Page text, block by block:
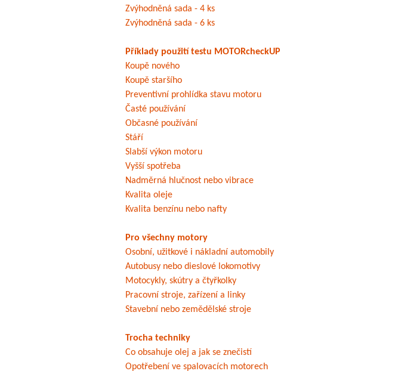
Zvýhodněná sada - 4 ks
Zvýhodněná sada - 6 ks
Příklady použití testu MOTORcheckUP
Koupě nového
Koupě staršího
Preventivní prohlídka stavu motoru
Časté používání
Občasné používání
Stáří
Slabší výkon motoru
Vyšší spotřeba
Nadměrná hlučnost nebo vibrace
Kvalita oleje
Kvalita benzínu nebo nafty
Pro všechny motory
Osobní, užitkové i nákladní automobily
Autobusy nebo dieslové lokomotivy
Motocykly, skútry a čtyřkolky
Pracovní stroje, zařízení a linky
Stavební nebo zemědělské stroje
Trocha techniky
Co obsahuje olej a jak se znečistí
Opotřebení ve spalovacích motorech